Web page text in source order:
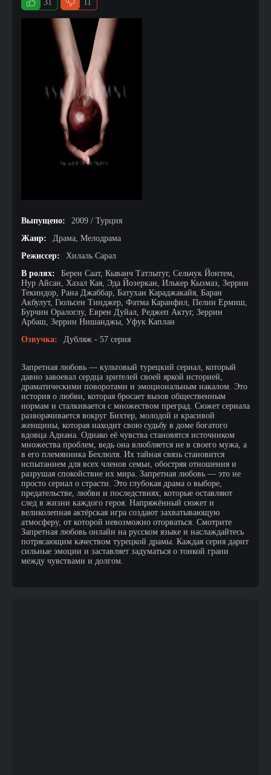
31 11
Выпущено:
2009 / Турция
Жанр:
Драма, Мелодрама
Режиссер:
Хилаль Сарал
В ролях:
Берен Саат, Кыванч Татлытуг, Сельчук Йонтем,
Нур Айсан, Хазал Кая, Эда Йозеркан, Илькер Кызмаз, Зеррин
Текиндор, Рана Джаббар, Батухан Караджакайя, Баран
Акбулут, Гюльсен Тинджер, Фатма Каранфил, Пелин Ермиш,
Бурчин Оралоглу, Еврен Дуйал, Реджеп Актуг, Зеррин
Арбаш, Зеррин Нишанджы, Уфук Каплан
Озвучка:
Дубляж - 57 серия
Запретная любовь — культовый турецкий сериал, который
давно завоевал сердца зрителей своей яркой историей,
драматическими поворотами и эмоциональным накалом. Это
история о любви, которая бросает вызов общественным
нормам и сталкивается с множеством преград. Сюжет сериала
разворачивается вокруг Бихтер, молодой и красивой
женщины, которая находит свою судьбу в доме богатого
вдовца Аднана. Однако её чувства становятся источником
множества проблем, ведь она влюбляется не в своего мужа, а
в его племянника Бехлюля. Их тайная связь становится
испытанием для всех членов семьи, обостряя отношения и
разрушая спокойствие их мира. Запретная любовь — это не
просто сериал о страсти. Это глубокая драма о выборе,
предательстве, любви и последствиях, которые оставляют
след в жизни каждого героя. Напряжённый сюжет и
великолепная актёрская игра создают захватывающую
атмосферу, от которой невозможно оторваться. Смотрите
Запретная любовь онлайн на русском языке и наслаждайтесь
потрясающим качеством турецкой драмы. Каждая серия дарит
сильные эмоции и заставляет задуматься о тонкой грани
между чувствами и долгом.